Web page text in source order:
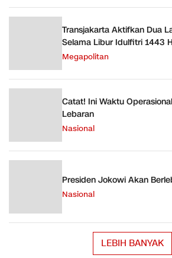
Transjakarta Aktifkan Dua
Selama Libur Idulfitri 1443 H
Megapolitan
Catat! Ini Waktu
Lebaran
Nasional
Presiden Jokowi Akan
Nasional
LEBIH BANYAK